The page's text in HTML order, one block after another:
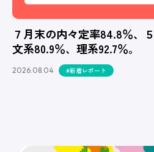
７月末の内々定率84.8％、
文系80.9％、理系92.7％。
2026.08.04 #新着レポート